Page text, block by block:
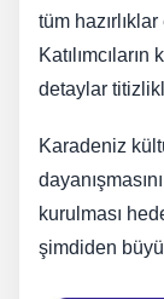
tüm
detaylar
Karadeniz
kurulması
şimdiden